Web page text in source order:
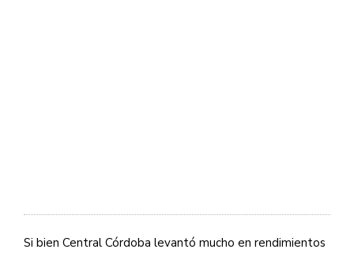
Si bien Central Córdoba levantó mucho en rendimientos